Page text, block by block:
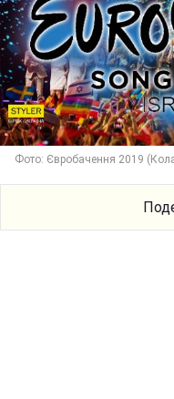
Фото: Євробачення 2019